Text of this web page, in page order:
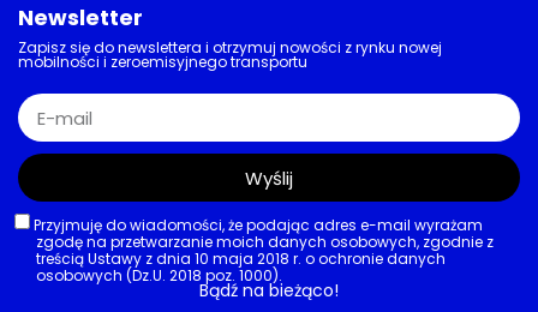
Newsletter
Zapisz się do newslettera i otrzymuj nowości z rynku nowej
mobilności i zeroemisyjnego transportu
Przyjmuję do wiadomości, że podając adres e-mail wyrażam
zgodę na przetwarzanie moich danych osobowych, zgodnie z
treścią Ustawy z dnia 10 maja 2018 r. o ochronie danych
osobowych (Dz.U. 2018 poz. 1000).
Wyślij
Bądź na bieżąco!